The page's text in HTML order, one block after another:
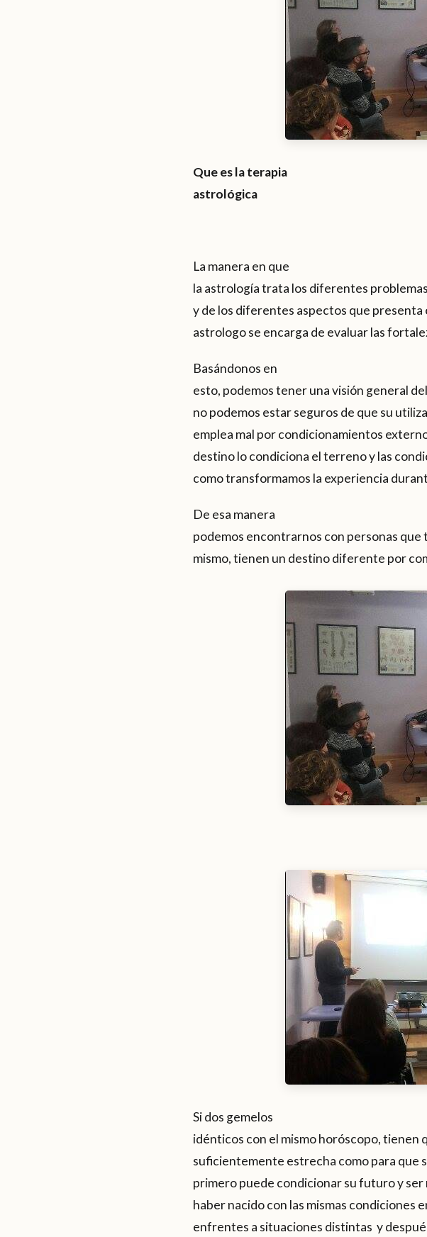
Que es la terapia
astrológica
La manera en que
la astrología trata los diferentes
y de los diferentes aspectos que
astrologo se encarga de evaluar las
Basándonos en
esto, podemos tener una visión general
no podemos estar seguros de que su
emplea mal por condicionamientos
destino lo condiciona el terreno y las
como transformamos la experiencia
De esa manera
podemos encontrarnos con personas
mismo, tienen un destino diferente por
Si dos gemelos
idénticos con el mismo horóscopo, tienen
suficientemente estrecha como para que
primero puede condicionar su futuro y
haber nacido con las mismas condiciones
enfrentes a situaciones distintas y